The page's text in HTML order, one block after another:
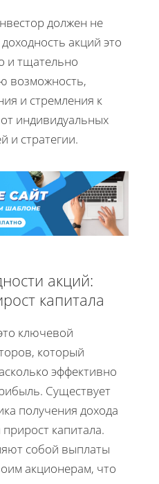
должен не
акций это
и тщательно
возможность,
и стремления к
индивидуальных
и стратегии.
акций:
капитала
ключевой
который
эффективно
Существует
получения дохода
прирост капитала.
собой выплаты
акционерам, что